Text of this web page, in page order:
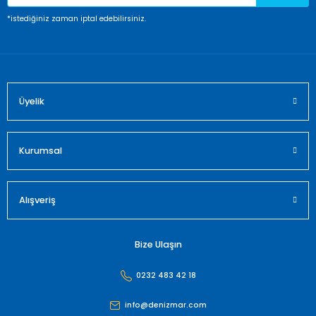
*istediğiniz zaman iptal edebilirsiniz.
Üyelik
Kurumsal
Alışveriş
Bize Ulaşın
0232 483 42 18
info@denizmar.com